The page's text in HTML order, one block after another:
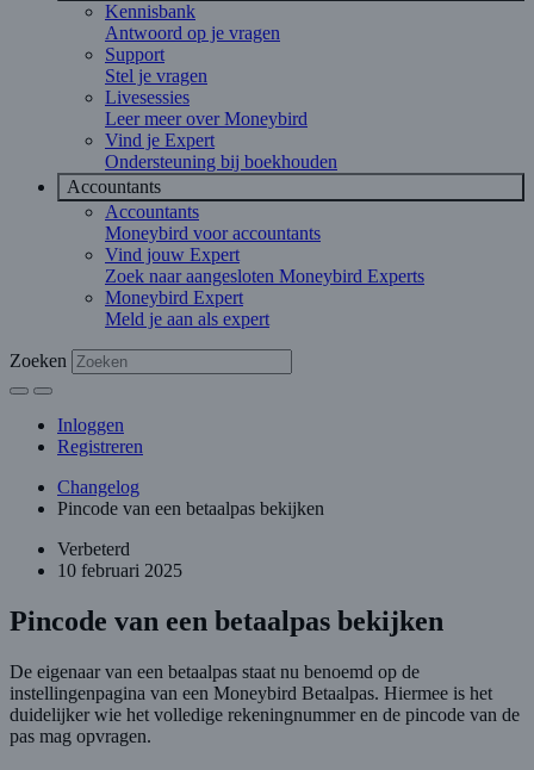
Kennisbank
Antwoord op je vragen
Support
Stel je vragen
Livesessies
Leer meer over Moneybird
Vind je Expert
Ondersteuning bij boekhouden
Accountants
Accountants
Moneybird voor accountants
Vind jouw Expert
Zoek naar aangesloten Moneybird Experts
Moneybird Expert
Meld je aan als expert
Zoeken
Inloggen
Registreren
Changelog
Pincode van een betaalpas bekijken
Verbeterd
10 februari 2025
Pincode van een betaalpas bekijken
De eigenaar van een betaalpas staat nu benoemd op de
instellingenpagina van een Moneybird Betaalpas. Hiermee is het
duidelijker wie het volledige rekeningnummer en de pincode van de
pas mag opvragen.